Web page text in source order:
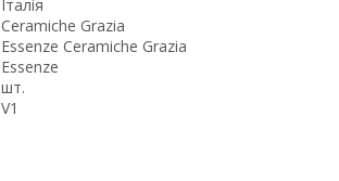
Італія
Ceramiche Grazia
Essenze Ceramiche Grazia
Essenze
шт.
V1